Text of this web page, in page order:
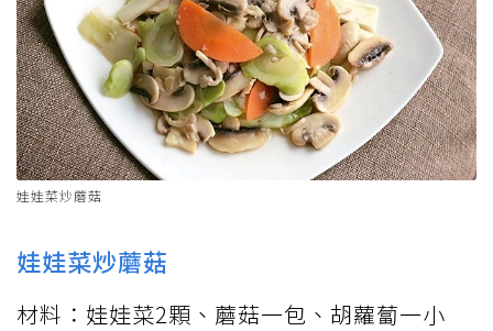
娃娃菜炒蘑菇
娃娃菜炒蘑菇
材料：娃娃菜2顆、蘑菇一包、胡蘿蔔一小